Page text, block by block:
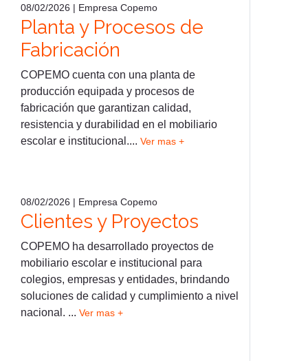
08/02/2026 | Empresa Copemo
Planta y Procesos de
Fabricación
COPEMO cuenta con una planta de
producción equipada y procesos de
fabricación que garantizan calidad,
resistencia y durabilidad en el mobiliario
escolar e institucional.... Ver mas +
08/02/2026 | Empresa Copemo
Clientes y Proyectos
COPEMO ha desarrollado proyectos de
mobiliario escolar e institucional para
colegios, empresas y entidades, brindando
soluciones de calidad y cumplimiento a nivel
nacional. ... Ver mas +